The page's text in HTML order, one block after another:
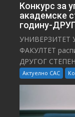
Конкурс за
академске
годину-
УНИВЕРЗИТЕТ
ФАКУЛТЕТ
ДРУГОГ
Актуелно САС